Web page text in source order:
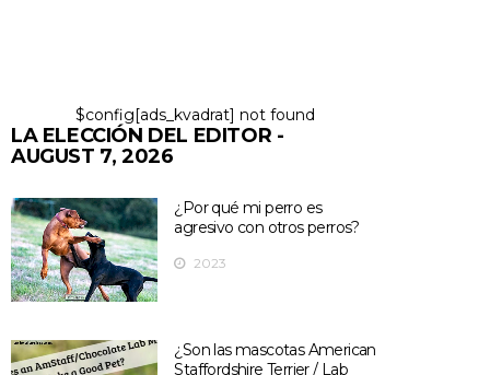
$config[ads_kvadrat] not found
LA ELECCIÓN DEL EDITOR -
AUGUST 7, 2026
¿Por qué mi perro es
agresivo con otros perros?
2023
¿Son las mascotas American
Staffordshire Terrier / Lab